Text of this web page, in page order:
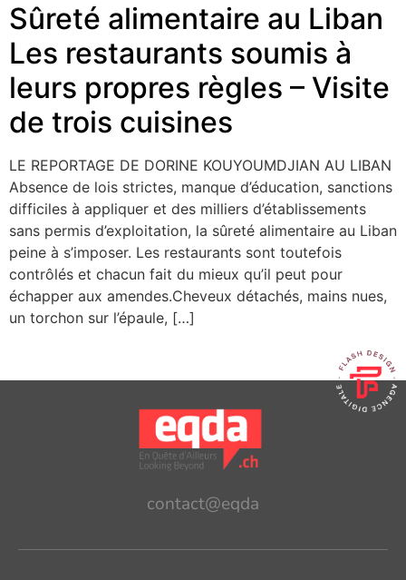
Sûreté alimentaire au Liban
Les restaurants soumis à
leurs propres règles – Visite
de trois cuisines
LE REPORTAGE DE DORINE KOUYOUMDJIAN AU LIBAN
Absence de lois strictes, manque d’éducation, sanctions
difficiles à appliquer et des milliers d’établissements
sans permis d’exploitation, la sûreté alimentaire au Liban
peine à s’imposer. Les restaurants sont toutefois
contrôlés et chacun fait du mieux qu’il peut pour
échapper aux amendes.Cheveux détachés, mains nues,
un torchon sur l’épaule, […]
contact@eqda